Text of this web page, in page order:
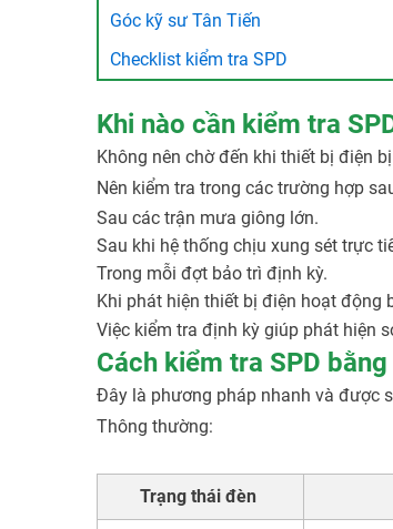
Góc kỹ sư Tân Tiến
Checklist kiểm tra SPD
Khi nào cần kiểm tra
Không nên chờ đến khi thiết bị điện
Nên kiểm tra trong các trường hợp
Sau các trận mưa giông lớn.
Sau khi hệ thống chịu xung sét trực
Trong mỗi đợt bảo trì định kỳ.
Khi phát hiện thiết bị điện hoạt động
Việc kiểm tra định kỳ giúp phát hiện
Cách kiểm tra SPD
Đây là phương pháp nhanh và được
Thông thường:
Trạng thái đèn